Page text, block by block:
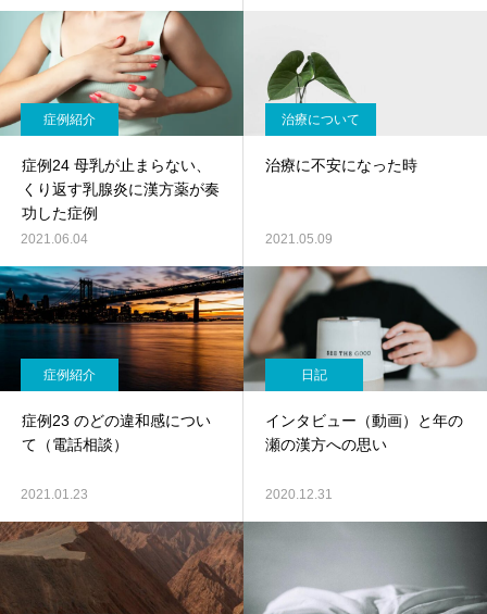
症例紹介
症例24 母乳が止まらない、
くり返す乳腺炎に漢方薬が奏
功した症例
2021.06.04
治療について
治療に不安になった時
2021.05.09
症例紹介
症例23 のどの違和感につい
て（電話相談）
2021.01.23
日記
インタビュー（動画）と年の
瀬の漢方への思い
2020.12.31